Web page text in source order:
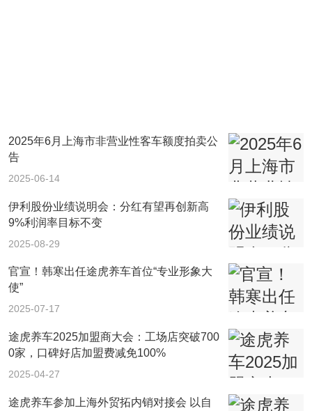
2025年6月上海市非营业性客车额度拍卖公
告
2025-06-14
伊利股份业绩说明会：分红有望再创新高
9%利润率目标不变
2025-08-29
官宣！韩寒出任途虎养车首位“专业形象大
使”
2025-07-17
途虎养车2025加盟商大会：工场店突破700
0家，口碑好店加盟费减免100%
2025-04-27
途虎养车参加上海外贸拓内销对接会 以自